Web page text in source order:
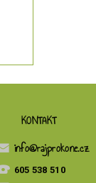
KONTAKT
info@rajprokone.cz
605 538 510